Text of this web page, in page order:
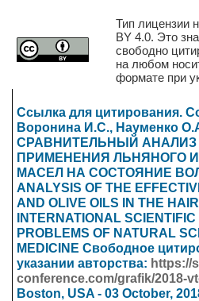
Тип лицензии
BY 4.0. Это
свободно
на любом
формате при
Ссылка для цитирования.
Воронина И.С., Науменко
СРАВНИТЕЛЬНЫЙ
ПРИМЕНЕНИЯ ЛЬНЯНОГО
МАСЕЛ НА СОСТОЯНИЕ
ANALYSIS OF THE
AND OLIVE OILS IN THE HAIR]
INTERNATIONAL
PROBLEMS OF NATURAL
MEDICINE Свободное
указании авторства: https://
conference.com/grafik/2018-
Boston, USA - 03 October,